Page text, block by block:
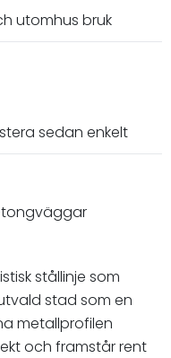
utomhus bruk
sedan enkelt
stållinje som
stad som en
metallprofilen
och framstår rent